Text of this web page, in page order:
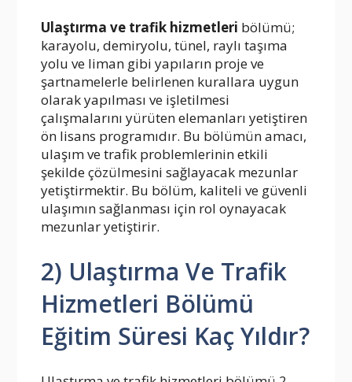
Ulaştırma ve trafik hizmetleri bölümü;
karayolu, demiryolu, tünel, raylı taşıma
yolu ve liman gibi yapıların proje ve
şartnamelerle belirlenen kurallara uygun
olarak yapılması ve işletilmesi
çalışmalarını yürüten elemanları yetiştiren
ön lisans programıdır. Bu bölümün amacı,
ulaşım ve trafik problemlerinin etkili
şekilde çözülmesini sağlayacak mezunlar
yetiştirmektir. Bu bölüm, kaliteli ve güvenli
ulaşımın sağlanması için rol oynayacak
mezunlar yetiştirir.
2) Ulaştırma Ve Trafik
Hizmetleri Bölümü
Eğitim Süresi Kaç Yıldır?